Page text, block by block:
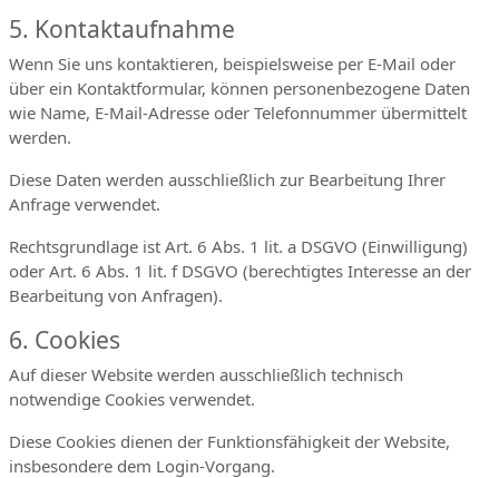
5. Kontaktaufnahme
Wenn Sie uns kontaktieren, beispielsweise per E-Mail oder
über ein Kontaktformular, können personenbezogene Daten
wie Name, E-Mail-Adresse oder Telefonnummer übermittelt
werden.
Diese Daten werden ausschließlich zur Bearbeitung Ihrer
Anfrage verwendet.
Rechtsgrundlage ist Art. 6 Abs. 1 lit. a DSGVO (Einwilligung)
oder Art. 6 Abs. 1 lit. f DSGVO (berechtigtes Interesse an der
Bearbeitung von Anfragen).
6. Cookies
Auf dieser Website werden ausschließlich technisch
notwendige Cookies verwendet.
Diese Cookies dienen der Funktionsfähigkeit der Website,
insbesondere dem Login-Vorgang.